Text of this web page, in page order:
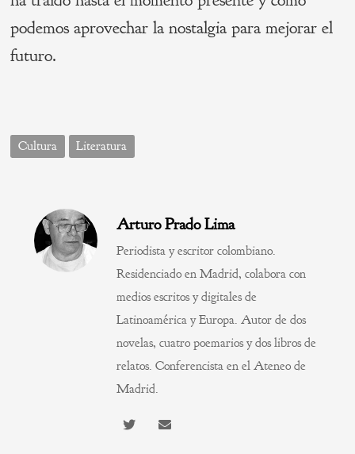
podemos aprovechar la nostalgia para mejorar el
futuro.
Cultura Literatura
Arturo Prado Lima
Periodista y escritor colombiano.
Residenciado en Madrid, colabora con
medios escritos y digitales de
Latinoamérica y Europa. Autor de dos
novelas, cuatro poemarios y dos libros de
relatos. Conferencista en el Ateneo de
Madrid.